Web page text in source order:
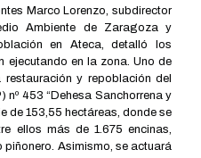
Marco Lorenzo, subdirector
Ambiente de Zaragoza y
en Ateca, detalló los
ejecutando en la zona. Uno de
y repoblación del
453 “Dehesa Sanchorrena y
de 153,55 hectáreas, donde se
ellos más de 1.675 encinas,
Asimismo, se actuará